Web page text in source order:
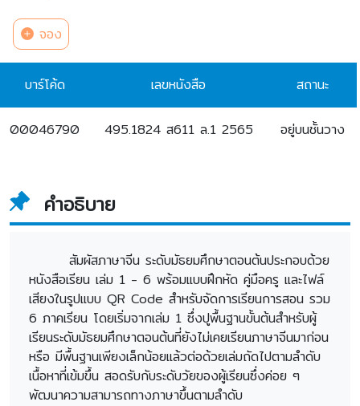
จอง
บาร์โค้ด เลขหนังสือ สถานะ
00046790 495.1824 ส611 ล.1 2565 อยู่บนชั้นวาง
คำอธิบาย
สัมผัสภาษาจีน ระดับมัธยมศึกษาตอนต้นประกอบด้วย
หนังสือเรียน เล่ม 1 - 6 พร้อมแบบฝึกหัด คู่มือครู และไฟล์
เสียงในรูปแบบ QR Code สำหรับจัดการเรียนการสอน รวม
6 ภาคเรียน โดยเริ่มจากเล่ม 1 ซึ่งปูพื้นฐานขั้นต้นสำหรับผู้
เรียนระดับมัธยมศึกษาตอนต้นที่ยังไม่เคยเรียนภาษาจีนมาก่อน
หรือ มีพื้นฐานเพียงเล็กน้อยแล้วต่อด้วยเล่มถัดไปตามลำดับ
เนื้อหาที่เข้มขึ้น สอดรับกับระดับวัยของผู้เรียนซึ่งค่อย ๆ
พัฒนาความสามารถทางภาษาขึ้นตามลำดับ